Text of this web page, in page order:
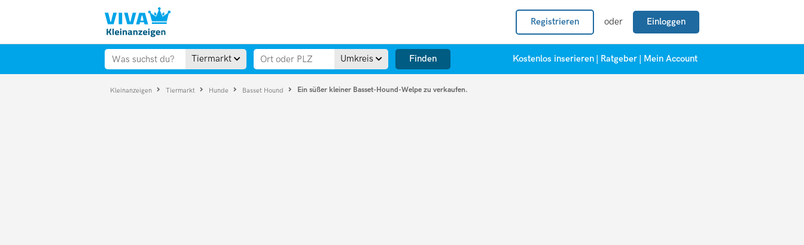
Registrieren oder Einloggen
Tiermarkt Umkreis Finden Kostenlos inserieren Ratgeber Mein Account
Kleinanzeigen Tiermarkt Hunde Basset Hound Ein süßer kleiner Basset-Hound-Welpe zu verkaufen.